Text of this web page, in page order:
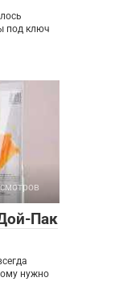
под ключ
Пак
нужно